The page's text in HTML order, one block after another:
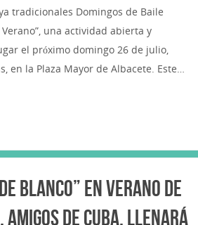
tradicionales Domingos de Baile
una actividad abierta y
el próximo domingo 26 de julio,
en la Plaza Mayor de Albacete. Este…
Blanco” en Verano de
de Cuba, llenará